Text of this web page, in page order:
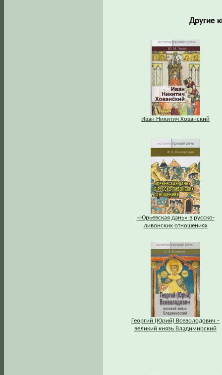
Другие
Иван Никитич Хованский
«Юрьевская дань» в русско-
ливонских отношениях
Георгий (Юрий) Всеволодович –
великий князь Владимирский